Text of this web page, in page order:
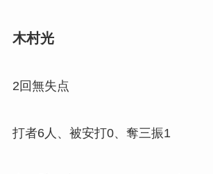
木村光
2回無失点
打者6人、被安打0、奪三振1